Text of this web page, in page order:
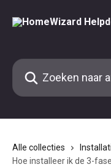
Zoeken naar artikelen ...
Alle collecties
Hoe installeer ik de 3-